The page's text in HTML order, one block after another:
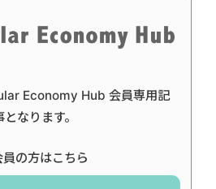
Economy Hub 会員専用記
となります。
員の方はこちら